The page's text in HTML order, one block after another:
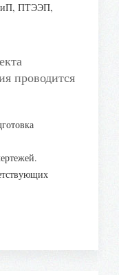
ПТЭЭП,
проводится